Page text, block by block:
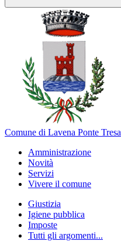
Comune di Lavena Ponte Tresa
Amministrazione
Novità
Servizi
Vivere il comune
Giustizia
Igiene pubblica
Imposte
Tutti gli argomenti...